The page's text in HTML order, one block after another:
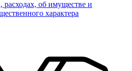
расходах, об имуществе и
характера